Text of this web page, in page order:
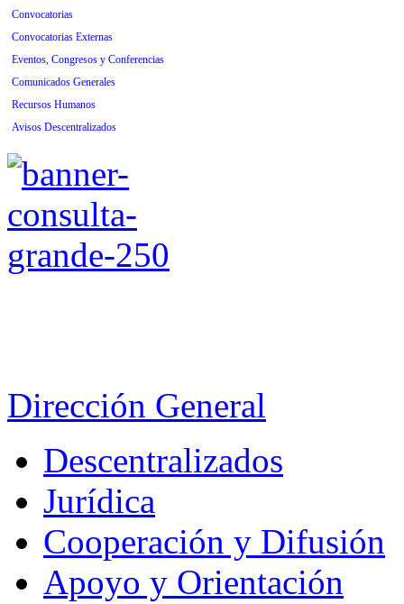
Convocatorias
Convocatorias Externas
Eventos, Congresos y Conferencias
Comunicados Generales
Recursos Humanos
Avisos Descentralizados
Dirección General
Descentralizados
Jurídica
Cooperación y Difusión
Apoyo y Orientación